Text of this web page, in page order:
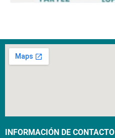
INFORMACIÓN DE CONTACTO